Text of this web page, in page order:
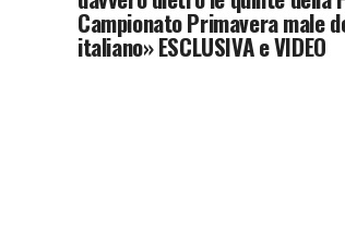
Campionato Primavera male
italiano» ESCLUSIVA e VIDEO